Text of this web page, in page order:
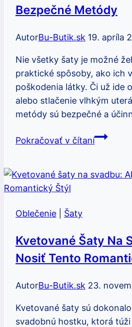
Bezpečné Metódy
AutorBu-Butik.sk 19. apríla
Nie všetky šaty je možné
praktické spôsoby, ako ich
poškodenia látky. Či už ide
alebo stlačenie vlhkým
metódy sú bezpečné a
Pokračovať v čítaníAko
šaty
Praktické
a
metódy
Oblečenie Šaty
Kvetované Šaty Na
Nosiť Tento
AutorBu-Butik.sk 23.
Kvetované šaty sú
svadobnú hostku, ktorá